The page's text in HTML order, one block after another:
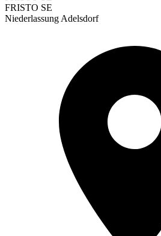
FRISTO SE
Niederlassung Adelsdorf